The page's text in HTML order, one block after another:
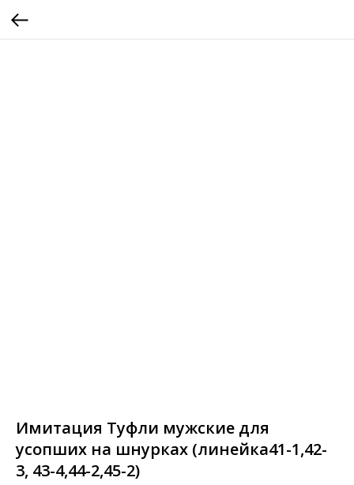
Имитация Туфли мужские для
усопших на шнурках (линейка41-1,42-
3, 43-4,44-2,45-2)